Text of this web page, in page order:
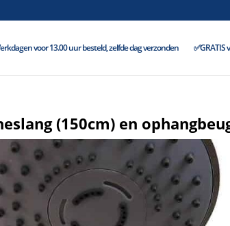
voor 13.00 uur besteld, zelfde dag verzonden ✅GRATIS
(150cm) en